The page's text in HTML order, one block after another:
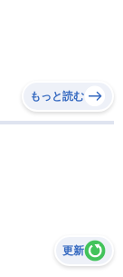
もっと読む
更新